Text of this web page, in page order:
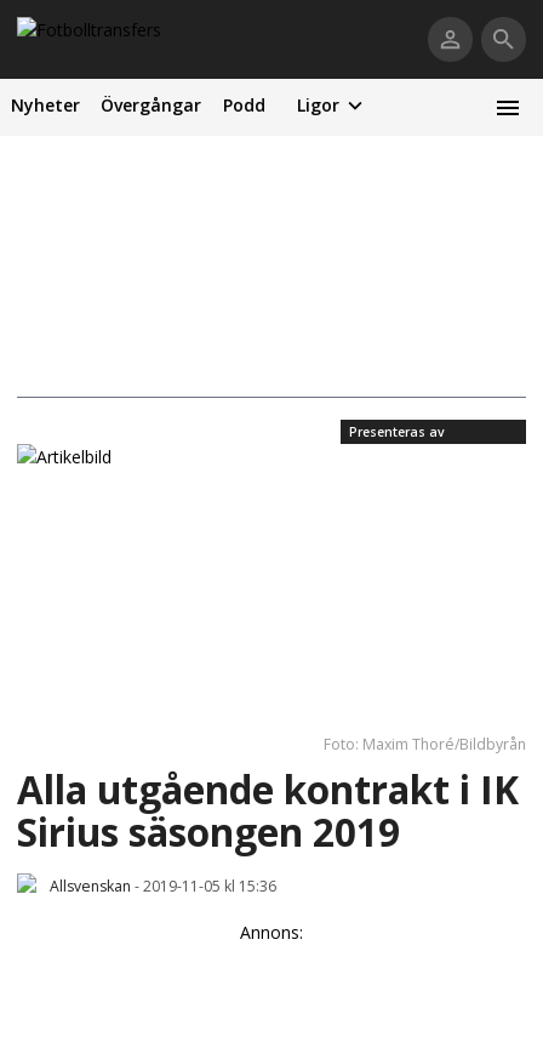
Nyheter Övergångar Podd Ligor
Presenteras av
Foto: Maxim Thoré/Bildbyrån
Alla utgående kontrakt i IK
Sirius säsongen 2019
Allsvenskan -2019-11-05 kl 15:36
Annons: